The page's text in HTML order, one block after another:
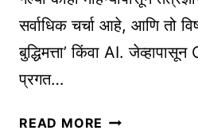
ऱ्या
सा
मा
सर्वाधिक चर्चा आहे, आणि तो
बुद्धिमत्ता’ किंवा AI.
प्रगत…
READ MORE A